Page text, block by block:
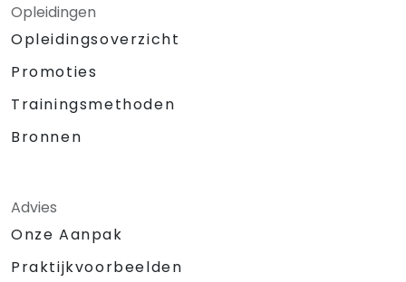
Opleidingen
Opleidingsoverzicht
Promoties
Trainingsmethoden
Bronnen
Advies
Onze Aanpak
Praktijkvoorbeelden